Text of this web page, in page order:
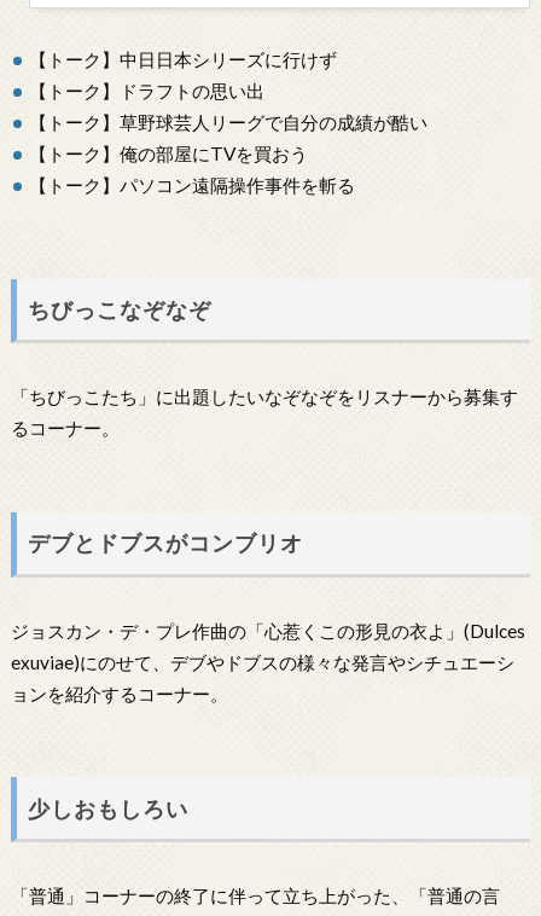
【トーク】中日日本シリーズに行けず
【トーク】ドラフトの思い出
【トーク】草野球芸人リーグで自分の成績が酷い
【トーク】俺の部屋にTVを買おう
【トーク】パソコン遠隔操作事件を斬る
ちびっこなぞなぞ
「ちびっこたち」に出題したいなぞなぞをリスナーから募集す
るコーナー。
デブとドブスがコンブリオ
ジョスカン・デ・プレ作曲の「心惹くこの形見の衣よ」(Dulces
exuviae)にのせて、デブやドブスの様々な発言やシチュエーシ
ョンを紹介するコーナー。
少しおもしろい
「普通」コーナーの終了に伴って立ち上がった、「普通の言